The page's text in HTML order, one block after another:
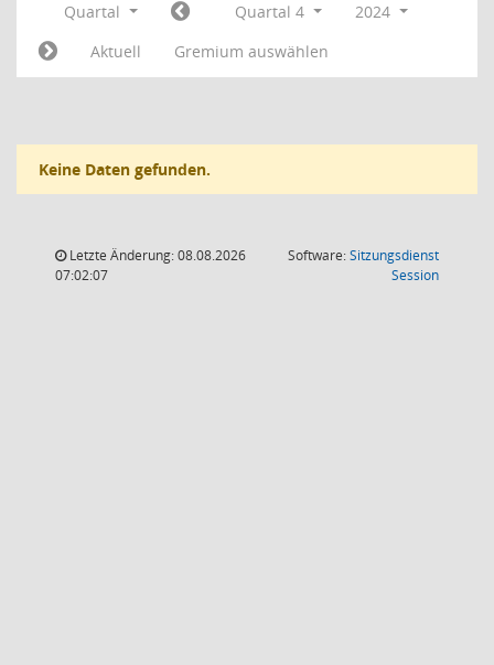
Quartal Quartal 4
2024
Aktuell
Gremium auswählen
Keine Daten gefunden.
Letzte Änderung: 08.08.2026
07:02:07
Software:Sitzungsdienst
Session(Wird in